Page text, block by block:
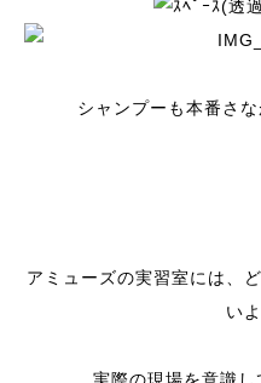
シャンプーも本番さ
アミューズの実習室には、
い